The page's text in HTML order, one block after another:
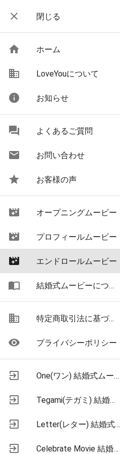
close 閉じる
home ホーム
business LoveYouについて
info お知らせ
question_answer よくあるご質問
email お問い合わせ
star お客様の声
movie_filter オープニングムービー
movie_filter プロフィールムービー
movie_filter エンドロールムービー
import_contacts 結婚式ムービーについて
business 特定商取引法に基づく表示
remove_red_eye プライバシーポリシー
exit_to_app One(ワン) 結婚式ムービー格安制作
exit_to_app Tegami(テガミ) 結婚式お手紙ムービー制作
exit_to_app Letter(レター) 結婚式お手紙ムービー制作
exit_to_app Celebrate Movie 結婚式プロフィールムービー制作